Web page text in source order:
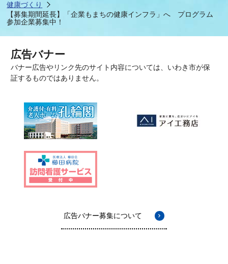
健康づくり
【募集期間延長】「企業もまちの健康インフラ」へ プログラム
参加企業募集中！
広告バナー
バナー広告やリンク先のサイト内容については、いわき市が保
証するものではありません。
広告バナー募集について